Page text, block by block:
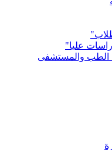
عليا"
الطب والمستشفى